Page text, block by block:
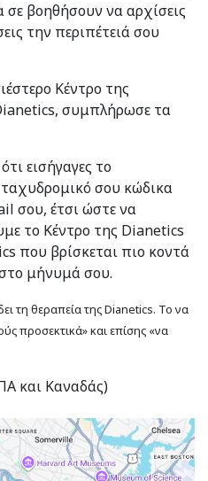
βοηθήσουν να αρχίσεις
την περιπέτειά σου
Κέντρο της
συμπλήρωσε τα
εισήγαγες το
σου κώδικα
σου, έτσι ώστε να
το Κέντρο της Dianetics
που βρίσκεται πιο κοντά
μήνυμά σου.
τη θεραπεία της Dianetics. Το να
προσεκτικά» και επίσης «να
και Καναδάς)